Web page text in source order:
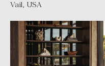
Vail, USA